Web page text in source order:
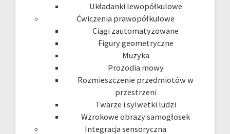
Układanki lewopółkulowe
Ćwiczenia prawopółkulowe
Ciągi zautomatyzowane
Figury geometryczne
Muzyka
Prozodia mowy
Rozmieszczenie przedmiotów w
przestrzeni
Twarze i sylwetki ludzi
Wzrokowe obrazy samogłosek
Integracja sensoryczna